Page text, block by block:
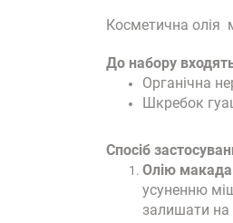
Косметична олія
До набору
Органічна
Шкребок
Спосіб
Олію
усуненню
залишати на